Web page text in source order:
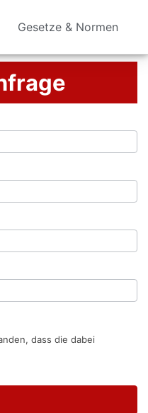
Gesetze & Normen
dass die dabei